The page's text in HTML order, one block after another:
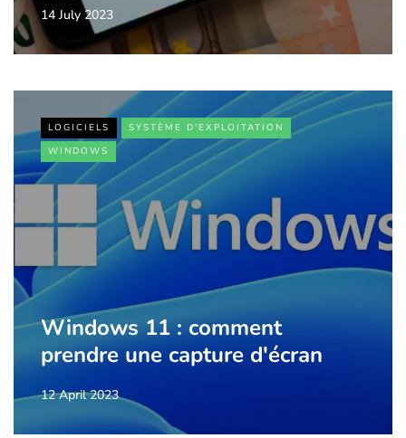
14 July 2023
LOGICIELS
SYSTÈME D'EXPLOITATION
WINDOWS
Windows 11 : comment
prendre une capture d'écran
12 April 2023